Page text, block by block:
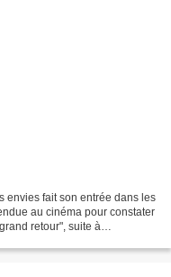
envies fait son entrée dans les
au cinéma pour constater
retour", suite à